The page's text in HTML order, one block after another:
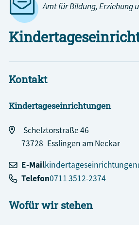
Amt für Bildung, Erziehung
Kontakt
Kindertageseinrichtungen
Schelztorstraße 46
73728 Esslingen am Neckar
E-Mail
Telefon0711 3512-2374
Wofür wir stehen